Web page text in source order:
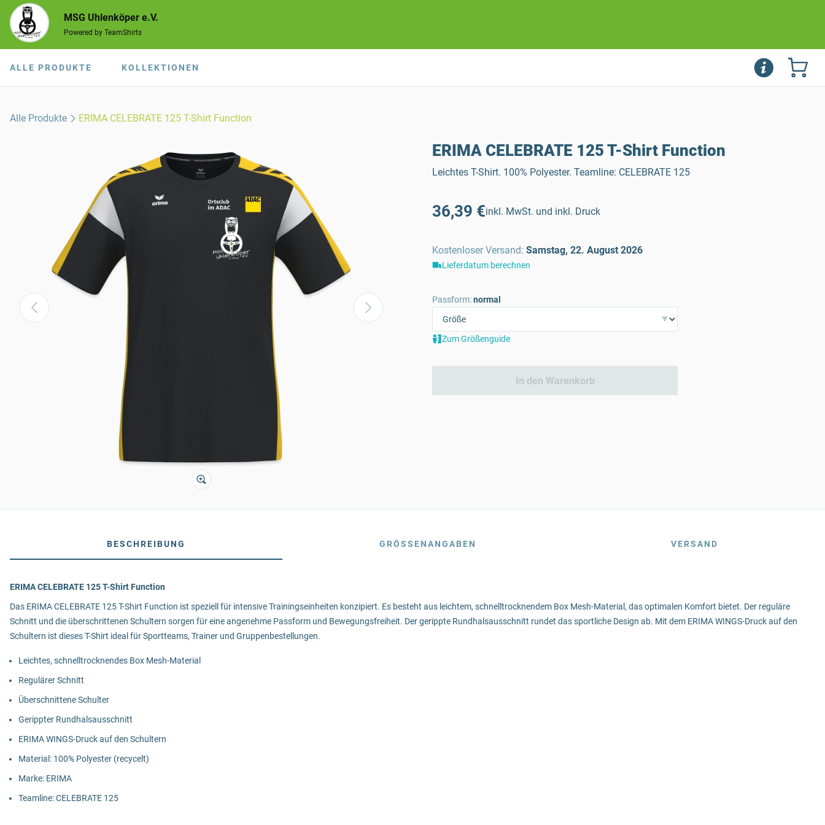
MSG Uhlenköper e.V.
Powered by TeamShirts
ALLE PRODUKTE KOLLEKTIONEN
Alle Produkte ERIMA CELEBRATE 125 T-Shirt Function
ERIMA CELEBRATE 125 T-Shirt Function
Leichtes T-Shirt. 100% Polyester. Teamline: CELEBRATE 125
36,39 €inkl. MwSt. und inkl. Druck
Kostenloser Versand: Samstag, 22. August 2026
Lieferdatum berechnen
Passform:normal
Zum Größenguide
In den Warenkorb
BESCHREIBUNG GRÖSSENANGABEN VERSAND
ERIMA CELEBRATE 125 T-Shirt Function
Das ERIMA CELEBRATE 125 T-Shirt Function ist speziell für intensive Trainingseinheiten konzipiert. Es besteht aus leichtem, schnelltrocknendem Box Mesh-Material, das optimalen Komfort bietet. Der reguläre
Schnitt und die überschrittenen Schultern sorgen für eine angenehme Passform und Bewegungsfreiheit. Der gerippte Rundhalsausschnitt rundet das sportliche Design ab. Mit dem ERIMA WINGS-Druck auf den
Schultern ist dieses T-Shirt ideal für Sportteams, Trainer und Gruppenbestellungen.
Leichtes, schnelltrocknendes Box Mesh-Material
Regulärer Schnitt
Überschnittene Schulter
Gerippter Rundhalsausschnitt
ERIMA WINGS-Druck auf den Schultern
Material: 100% Polyester (recycelt)
Marke: ERIMA
Teamline: CELEBRATE 125